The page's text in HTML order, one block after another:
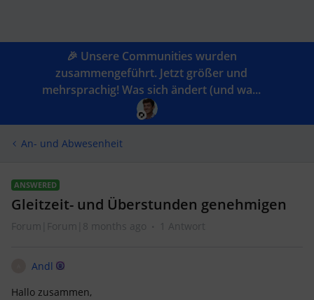
🎉 Unsere Communities wurden
zusammengeführt. Jetzt größer und
mehrsprachig! Was sich ändert (und wa...
An- und Abwesenheit
ANSWERED
Gleitzeit- und Überstunden genehmigen
Forum|Forum|8 months ago 1 Antwort
Andl
Hallo zusammen,